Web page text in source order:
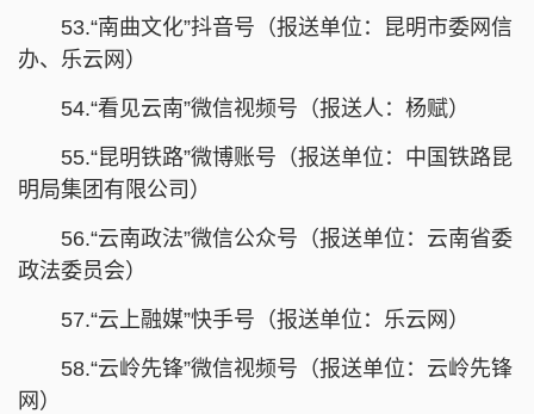
53.“南曲文化”抖音号（报送单位：昆明市委网信
办、乐云网）
54.“看见云南”微信视频号（报送人：杨赋）
55.“昆明铁路”微博账号（报送单位：中国铁路昆
明局集团有限公司）
56.“云南政法”微信公众号（报送单位：云南省委
政法委员会）
57.“云上融媒”快手号（报送单位：乐云网）
58.“云岭先锋”微信视频号（报送单位：云岭先锋
网）